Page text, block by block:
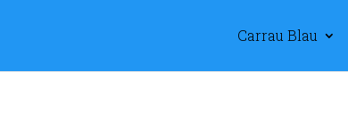
Carrau Blau